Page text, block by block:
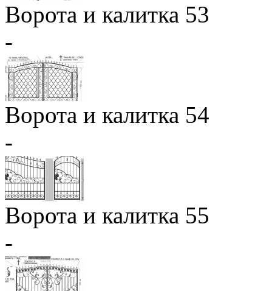
Ворота и калитка 53
-
Ворота и калитка 54
-
Ворота и калитка 55
-